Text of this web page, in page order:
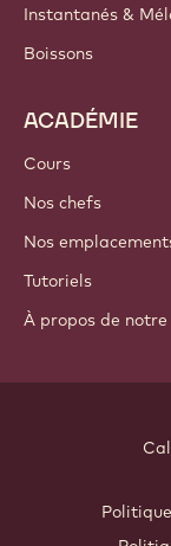
Instantanés &
Boissons
ACADÉMIE
Cours
Nos chefs
Nos
Tutoriels
À propos de